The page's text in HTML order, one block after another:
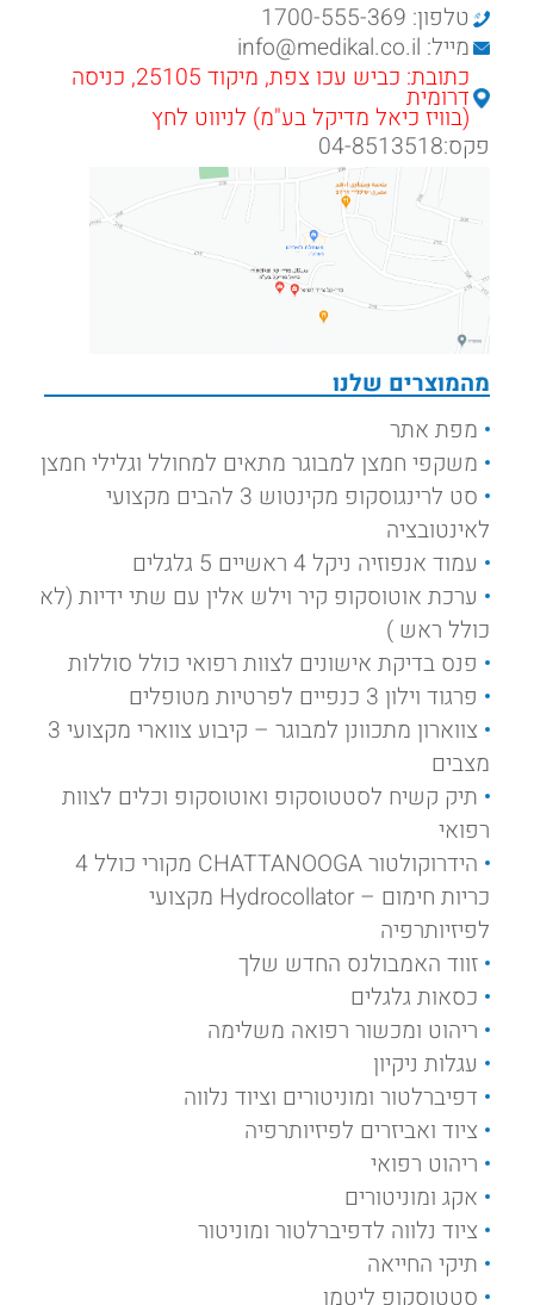
מהמוצרים שלנו
מפת אתר
משקפי חמצן למבוגר מתאים למחולל וגלילי חמצן
סט לרינגוסקופ מקינטוש 3 להבים מקצועי
לאינטובציה
עמוד אנפוזיה ניקל 4 ראשיים 5 גלגלים
ערכת אוטוסקופ קיר וילש אלין עם שתי ידיות (לא
כולל ראש )
פנס בדיקת אישונים לצוות רפואי כולל סוללות
פרגוד וילון 3 כנפיים לפרטיות מטופלים
צווארון מתכוונן למבוגר – קיבוע צווארי מקצועי 3
מצבים
תיק קשיח לסטטוסקופ ואוטוסקופ וכלים לצוות
רפואי
הידרוקולטור CHATTANOOGA מקורי כולל 4
כריות חימום – Hydrocollator מקצועי
לפיזיותרפיה
זווד האמבולנס החדש שלך
כסאות גלגלים
ריהוט ומכשור רפואה משלימה
עגלות ניקיון
דפיברלטור ומוניטורים וציוד נלווה
ציוד ואביזרים לפיזיותרפיה
ריהוט רפואי
אקג ומוניטורים
ציוד נלווה לדפיברלטור ומוניטור
תיקי החייאה
סטטוסקופ ליטמן
טלפון: 1700-555-369
מייל: info@medikal.co.il
כתובת: כביש עכו צפת, מיקוד 25105, כניסה
דרומית
(בוויז כיאל מדיקל בע"מ) לניווט לחץ
פקס:04-8513518